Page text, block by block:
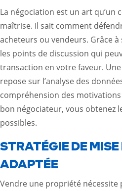
La négociation est un art
maîtrise. Il sait comment
acheteurs ou vendeurs. Grâce
les points de discussion qui
transaction en votre faveur.
repose sur l’analyse des
compréhension des motivations
bon négociateur, vous obtenez
possibles.
STRATÉGIE DE
ADAPTÉE
Vendre une propriété nécessite